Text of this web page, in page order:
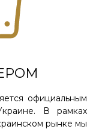
официальным
В рамках
рынке мы